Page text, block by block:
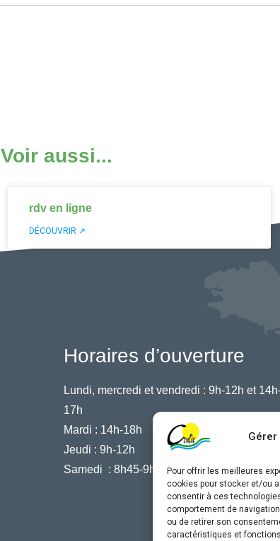
Pour offrir les meilleures
cookies pour stocker et/ou
consentir à ces
comportement de
ou de retirer son
caractéristiques et
Voir aussi...
rdv en ligne
DÉCOUVRIR ↗
Horaires d’ouverture
Lundi, mercredi et vendredi : 9h-12h et
17h
Mardi : 14h-18h
Jeudi : 9h-12h
Samedi : 8h45-9h45